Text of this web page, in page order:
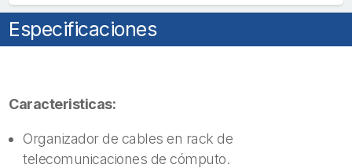
Especificaciones
Caracteristicas:
Organizador de cables en rack de
telecomunicaciones de cómputo.